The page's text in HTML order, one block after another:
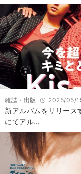
雑誌・出版 2025/05/
新アルバムをリリース
にてアル…